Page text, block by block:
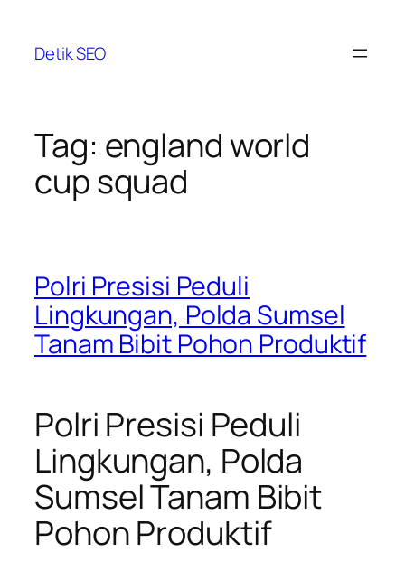
content
Detik SEO
Tag: england world
cup squad
Polri Presisi Peduli
Lingkungan, Polda Sumsel
Tanam Bibit Pohon Produktif
Polri Presisi Peduli
Lingkungan, Polda
Sumsel Tanam Bibit
Pohon Produktif